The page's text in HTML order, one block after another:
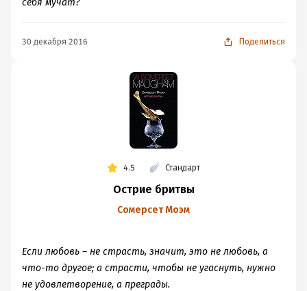
себя мучат?
30 декабря 2016 Поделиться
4.5 Стандарт
Острие бритвы
Сомерсет Моэм
Если любовь – не страсть, значит, это не любовь, а
что-то другое; а страсти, чтобы не угаснуть, нужно
не удовлетворение, а преграды.